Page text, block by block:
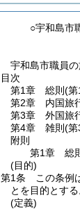
○宇和島市
宇和島市職員
目次
第1章
総則 (
第2章
内国旅
第3章
外国旅
第4章
雑則 (
附則
第1章
総
(目的)
第1条
この条例
とを目的とする
(定義)